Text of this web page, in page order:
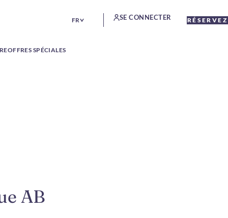
FR SE CONNECTER RÉSERVEZ
OFFRES SPÉCIALES
AB